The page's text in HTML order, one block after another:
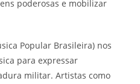
poderosas e mobilizar
Popular Brasileira) nos
para expressar
militar. Artistas como